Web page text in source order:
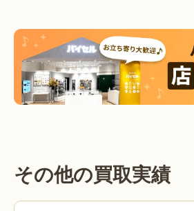
その他の買取実績